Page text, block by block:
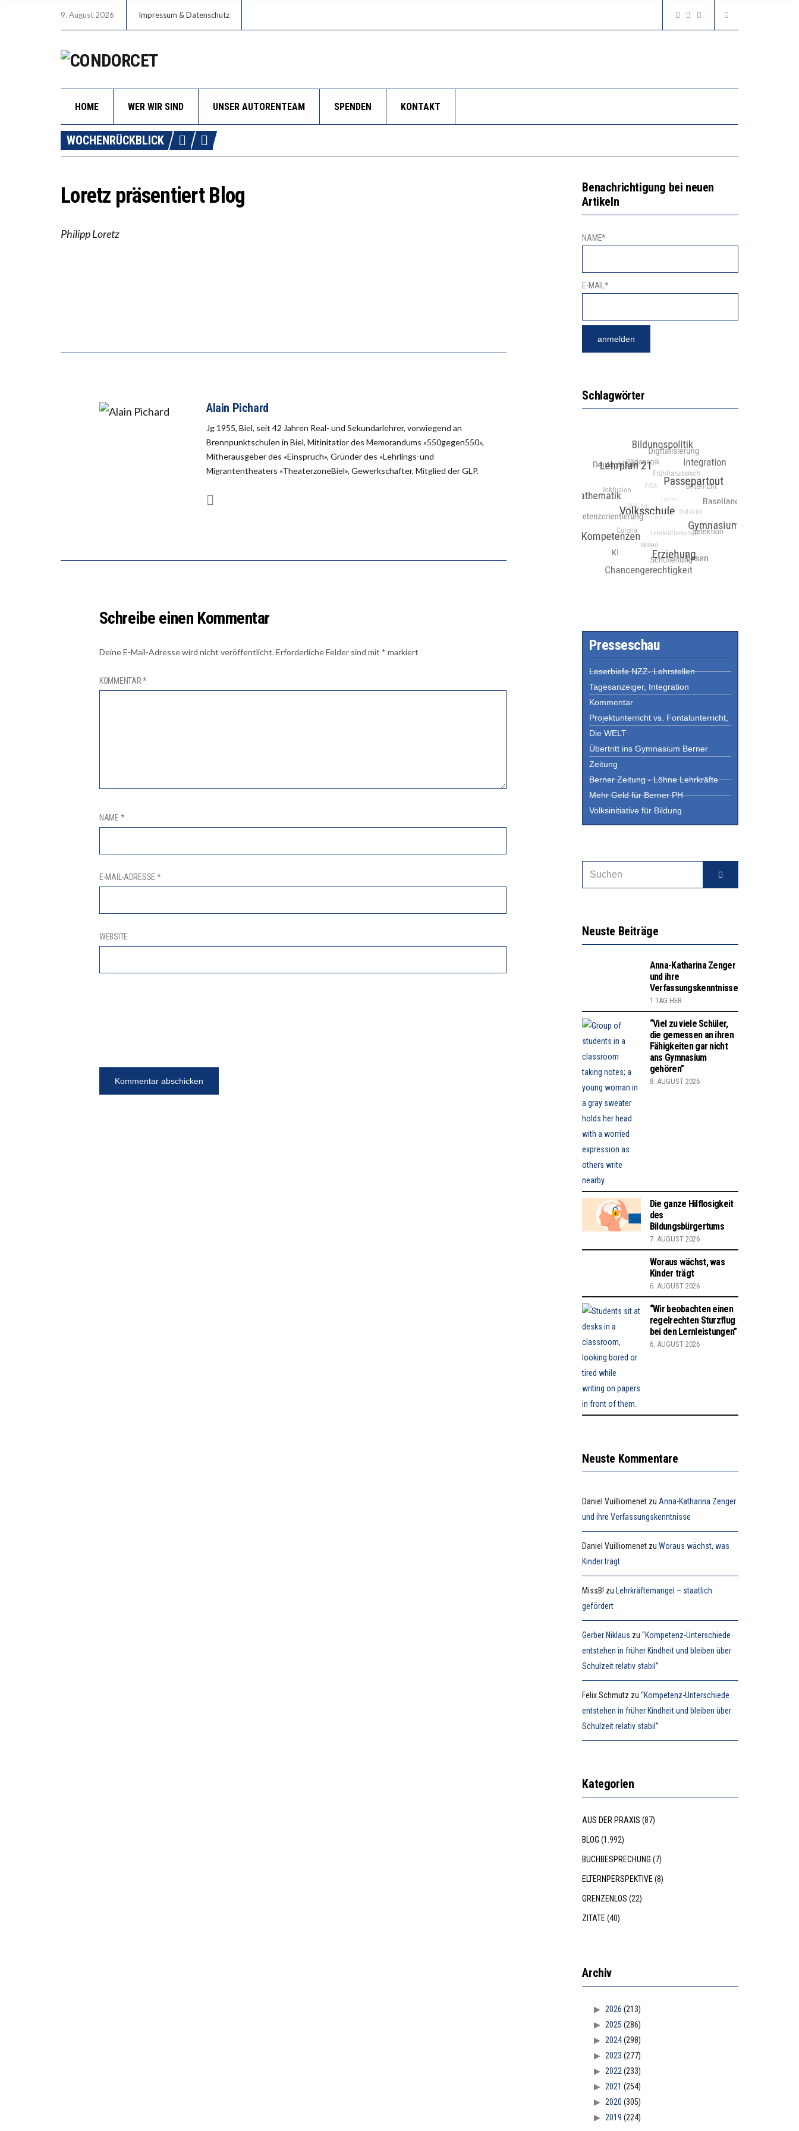
9. August 2026 Impressum & Datenschutz
HOME WER WIR SIND UNSER AUTORENTEAM SPENDEN KONTAKT
WOCHENRÜCKBLICK
Loretz präsentiert Blog
Philipp Loretz
Alain Pichard
Jg 1955, Biel, seit 42 Jahren Real- und Sekundarlehrer, vorwiegend an
Brennpunktschulen in Biel, Mitinitatior des Memorandums «550gegen550»,
Mitherausgeber des «Einspruch», Gründer des «Lehrlings-und
Migrantentheaters «TheaterzoneBiel», Gewerkschafter, Mitglied der GLP.
Schreibe einen Kommentar
Deine E-Mail-Adresse wird nicht veröffentlicht.Erforderliche Felder sind mit * markiert
KOMMENTAR*
NAME *
E-MAIL-ADRESSE *
WEBSITE
Benachrichtigung bei neuen
Artikeln
NAME*
E-MAIL*
Schlagwörter
Presseschau
Leserbiefe NZZ- Lehrstellen
Tagesanzeiger, Integration
Kommentar
Projektunterricht vs. Fontalunterricht,
Die WELT
Übertritt ins Gymnasium Berner
Zeitung
Berner Zeitung - Löhne Lehrkräfte
Mehr Geld für Berner PH
Volksinitiative für Bildung
Neuste Beiträge
Anna-Katharina Zenger
und ihre
Verfassungskenntnisse
1 TAG HER
“Viel zu viele Schüler,
die gemessen an ihren
Fähigkeiten gar nicht
ans Gymnasium
gehören”
8. AUGUST 2026
Die ganze Hilflosigkeit
des
Bildungsbürgertums
7. AUGUST 2026
Woraus wächst, was
Kinder trägt
6. AUGUST 2026
“Wir beobachten einen
regelrechten Sturzflug
bei den Lernleistungen”
6. AUGUST 2026
Neuste Kommentare
Daniel Vuilliomenet zuAnna-Katharina Zenger
und ihre Verfassungskenntnisse
Daniel Vuilliomenet zuWoraus wächst, was
Kinder trägt
MissB! zu Lehrkräftemangel – staatlich
gefördert
Gerber Niklaus zu“Kompetenz-Unterschiede
entstehen in früher Kindheit und bleiben über
Schulzeit relativ stabil”
Felix Schmutz zu“Kompetenz-Unterschiede
entstehen in früher Kindheit und bleiben über
Schulzeit relativ stabil”
Kategorien
AUS DER PRAXIS (87)
BLOG (1.992)
BUCHBESPRECHUNG (7)
ELTERNPERSPEKTIVE(8)
GRENZENLOS (22)
ZITATE(40)
Archiv
2026 (213)
2025 (286)
2024(298)
2023 (277)
2022(233)
2021 (254)
2020 (305)
2019 (224)